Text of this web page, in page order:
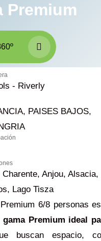
Premium
- Riverly
PAISES BAJOS,
Charente, Anjou,
Lago Tisza
6/8 personas
gama Premium ideal
buscan espacio,